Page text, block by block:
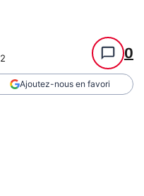
0
Ajoutez-nous en favori